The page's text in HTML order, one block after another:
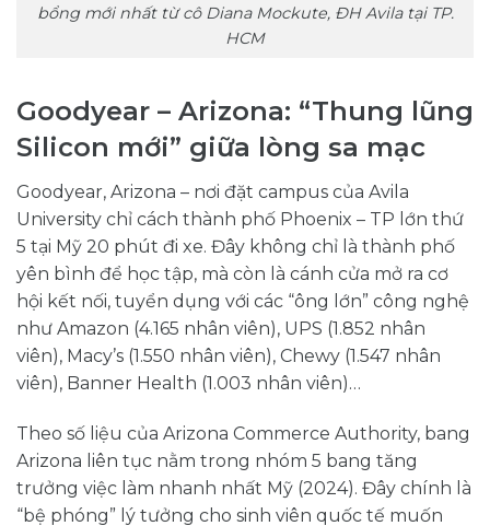
bổng mới nhất từ cô Diana Mockute, ĐH Avila tại TP.
HCM
Goodyear – Arizona: “Thung lũng
Silicon mới” giữa lòng sa mạc
Goodyear, Arizona – nơi đặt campus của Avila
University chỉ cách thành phố Phoenix – TP lớn thứ
5 tại Mỹ 20 phút đi xe. Đây không chỉ là thành phố
yên bình để học tập, mà còn là cánh cửa mở ra cơ
hội kết nối, tuyển dụng với các “ông lớn” công nghệ
như Amazon (4.165 nhân viên), UPS (1.852 nhân
viên), Macy’s (1.550 nhân viên), Chewy (1.547 nhân
viên), Banner Health (1.003 nhân viên)…
Theo số liệu của Arizona Commerce Authority, bang
Arizona liên tục nằm trong nhóm 5 bang tăng
trưởng việc làm nhanh nhất Mỹ (2024). Đây chính là
“bệ phóng” lý tưởng cho sinh viên quốc tế muốn